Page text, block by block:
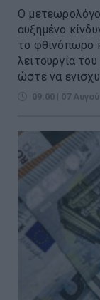
Ο
αυξημένο
το φθινόπωρο
λειτουργία
ώστε να
09:00 | 07